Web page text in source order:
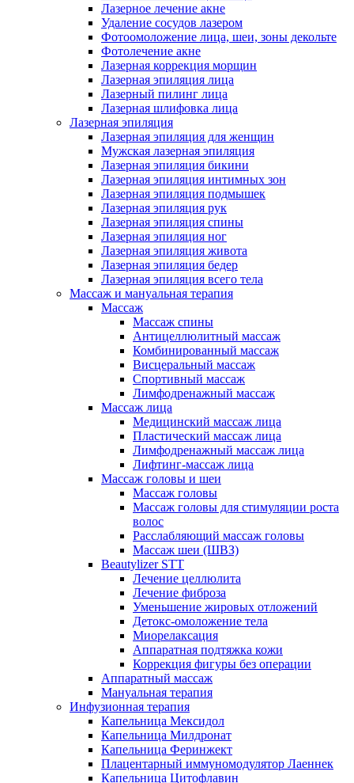
Лазерное лечение акне
Удаление сосудов лазером
Фотоомоложение лица, шеи, зоны декольте
Фотолечение акне
Лазерная коррекция морщин
Лазерная эпиляция лица
Лазерный пилинг лица
Лазерная шлифовка лица
Лазерная эпиляция
Лазерная эпиляция для женщин
Мужская лазерная эпиляция
Лазерная эпиляция бикини
Лазерная эпиляция интимных зон
Лазерная эпиляция подмышек
Лазерная эпиляция рук
Лазерная эпиляция спины
Лазерная эпиляция ног
Лазерная эпиляция живота
Лазерная эпиляция бедер
Лазерная эпиляция всего тела
Массаж и мануальная терапия
Массаж
Массаж спины
Антицеллюлитный массаж
Комбинированный массаж
Висцеральный массаж
Спортивный массаж
Лимфодренажный массаж
Массаж лица
Медицинский массаж лица
Пластический массаж лица
Лимфодренажный массаж лица
Лифтинг-массаж лица
Массаж головы и шеи
Массаж головы
Массаж головы для стимуляции роста
волос
Расслабляющий массаж головы
Массаж шеи (ШВЗ)
Beautylizer STT
Лечение целлюлита
Лечение фиброза
Уменьшение жировых отложений
Детокс-омоложение тела
Миорелаксация
Аппаратная подтяжка кожи
Коррекция фигуры без операции
Аппаратный массаж
Мануальная терапия
Инфузионная терапия
Капельница Мексидол
Капельница Милдронат
Капельница Феринжект
Плацентарный иммуномодулятор Лаеннек
Капельница Цитофлавин